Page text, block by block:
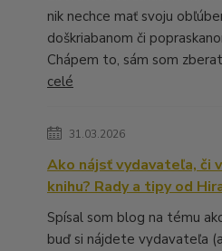
nik nechce mať svoju
doškriabanom či
Chápem to, sám som
celé
31.03.2026
Ako nájsť vydavateľa, či
knihu? Rady a tipy od
Spísal som blog na tému
buď si nájdete vydavateľa